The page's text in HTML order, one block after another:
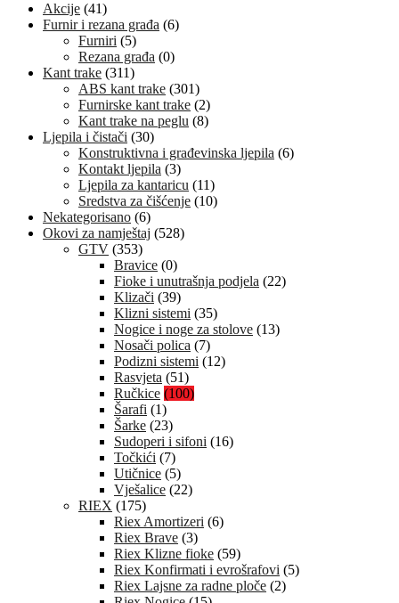
Akcije (41)
Furnir i rezana građa (6)
Furniri (5)
Rezana građa (0)
Kant trake (311)
ABS kant trake (301)
Furnirske kant trake (2)
Kant trake na peglu (8)
Ljepila i čistači (30)
Konstruktivna i građevinska ljepila (6)
Kontakt ljepila (3)
Ljepila za kantaricu (11)
Sredstva za čišćenje (10)
Nekategorisano (6)
Okovi za namještaj (528)
GTV (353)
Bravice (0)
Fioke i unutrašnja podjela (22)
Klizači (39)
Klizni sistemi (35)
Nogice i noge za stolove (13)
Nosači polica (7)
Podizni sistemi (12)
Rasvjeta (51)
Ručkice (100)
Šarafi (1)
Šarke (23)
Sudoperi i sifoni (16)
Točkići (7)
Utičnice (5)
Vješalice (22)
RIEX (175)
Riex Amortizeri (6)
Riex Brave (3)
Riex Klizne fioke (59)
Riex Konfirmati i evrošrafovi (5)
Riex Lajsne za radne ploče (2)